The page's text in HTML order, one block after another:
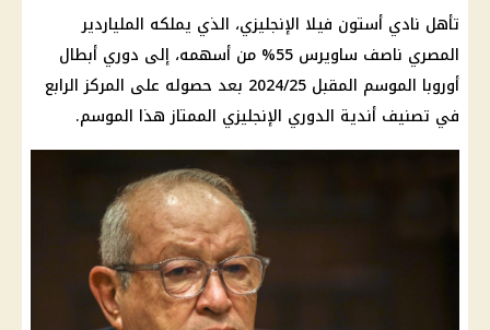
تأهل نادي أستون فيلا الإنجليزي، الذي يملكه الملياردير
المصري ناصف ساويرس 55% من أسهمه، إلى دوري أبطال
أوروبا الموسم المقبل 2024/25 بعد حصوله على المركز الرابع
في تصنيف أندية الدوري الإنجليزي الممتاز هذا الموسم.